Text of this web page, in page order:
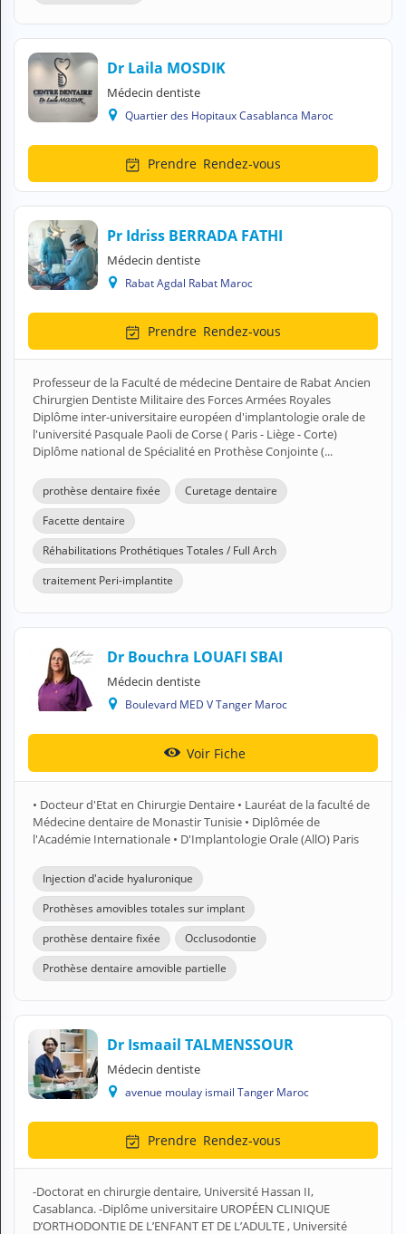
Dr Laila MOSDIK
Médecin dentiste
Quartier des Hopitaux Casablanca Maroc
Prendre Rendez-vous
Pr Idriss BERRADA FATHI
Médecin dentiste
Rabat Agdal Rabat Maroc
Prendre Rendez-vous
Professeur de la Faculté de médecine Dentaire de Rabat Ancien
Chirurgien Dentiste Militaire des Forces Armées Royales
Diplôme inter-universitaire européen d'implantologie orale de
l'université Pasquale Paoli de Corse ( Paris - Liège - Corte)
Diplôme national de Spécialité en Prothèse Conjointe (...
prothèse dentaire fixée
Curetage dentaire
Facette dentaire
Réhabilitations Prothétiques Totales / Full Arch
traitement Peri-implantite
Dr Bouchra LOUAFI SBAI
Médecin dentiste
Boulevard MED V Tanger Maroc
Voir Fiche
• Docteur d'Etat en Chirurgie Dentaire • Lauréat de la faculté de
Médecine dentaire de Monastir Tunisie • Diplômée de
l'Académie Internationale • D'Implantologie Orale (AllO) Paris
Injection d'acide hyaluronique
Prothèses amovibles totales sur implant
prothèse dentaire fixée
Occlusodontie
Prothèse dentaire amovible partielle
Dr Ismaail TALMENSSOUR
Médecin dentiste
avenue moulay ismail Tanger Maroc
Prendre Rendez-vous
-Doctorat en chirurgie dentaire, Université Hassan II,
Casablanca. -Diplôme universitaire UROPÉEN CLINIQUE
D’ORTHODONTIE DE L’ENFANT ET DE L’ADULTE , Université